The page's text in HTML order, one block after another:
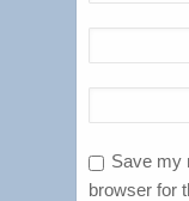
Save my
browser for